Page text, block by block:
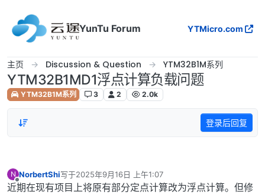
YunTu Forum
YTMicro.com
主页 Discussion & Question YTM32B1M系列
YTM32B1MD1浮点计算负载问题
YTM32B1M系列 3 2 2.0k
登录后回复
N
离线
NorbertShi写于2025年9月16日 上午1:07
最后由 编辑
近期在现有项目上将原有部分定点计算改为浮点计算。但修